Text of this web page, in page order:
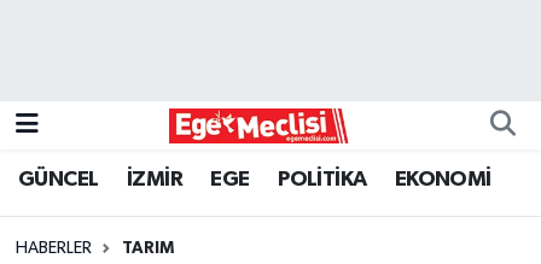
GÜNCEL İZMİR EGE POLİTİKA EKONOMİ
HABERLER TARIM
GÜNCEL